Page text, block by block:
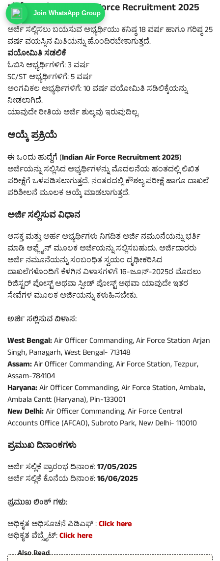
ವಯೋಮಿತಿ Indian Air Force Recruitment 2025
ಅರ್ಜಿ ಸಲ್ಲಿಸಲು ಬಯಸುವ ಅಭ್ಯರ್ಥಿಯು ಕನಿಷ್ಠ 18 ವರ್ಷ ಹಾಗೂ ಗರಿಷ್ಠ 25
ವರ್ಷ ವಯಸ್ಸಿನ ಮಿತಿಯನ್ನು ಹೊಂದಿರಬೇಕಾಗುತ್ತದೆ.
ವಯೋಮಿತಿ ಸಡಲಿಕೆ
ಓಬಿಸಿ ಅಭ್ಯರ್ಥಿಗಳಿಗೆ: 3 ವರ್ಷ
SC/ST ಅಭ್ಯರ್ಥಿಗಳಿಗೆ: 5 ವರ್ಷ
ಅಂಗವಿಕಲ ಅಭ್ಯರ್ಥಿಗಳಿಗೆ: 10 ವರ್ಷ ವಯೋಮಿತಿ ಸಡಿಲಿಕ್ಕೆಯನ್ನು
ನೀಡಲಾಗಿದೆ.
ಯಾವುದೇ ರೀತಿಯ ಅರ್ಜಿ ಶುಲ್ಕವು ಇರುವುದಿಲ್ಲ.
ಆಯ್ಕೆ ಪ್ರಕ್ರಿಯೆ
ಈ ಒಂದು ಹುದ್ದೆಗೆ (Indian Air Force Recruitment 2025)
ಅರ್ಜಿಯನ್ನು ಸಲ್ಲಿಸಿದ ಅಭ್ಯರ್ಥಿಗಳನ್ನು ಮೊದಲನೆಯ ಹಂತದಲ್ಲಿ ಲಿಖಿತ
ಪರೀಕ್ಷೆಗೆ ಒಳಪಡಿಸಲಾಗುತ್ತದೆ. ನಂತರದಲ್ಲಿ ಕೌಶಲ್ಯ ಪರೀಕ್ಷೆ ಹಾಗೂ ದಾಖಲೆ
ಪರಿಶೀಲನೆ ಮೂಲಕ ಆಯ್ಕೆ ಮಾಡಲಾಗುತ್ತದೆ.
ಅರ್ಜಿ ಸಲ್ಲಿಸುವ ವಿಧಾನ
ಆಸಕ್ತ ಮತ್ತು ಅರ್ಹ ಅಭ್ಯರ್ಥಿಗಳು ನಿಗದಿತ ಅರ್ಜಿ ನಮೂನೆಯನ್ನು ಭರ್ತಿ
ಮಾಡಿ ಆಫ್ಲೈನ್ ಮೂಲಕ ಅರ್ಜಿಯನ್ನು ಸಲ್ಲಿಸಬಹುದು. ಅರ್ಜಿದಾರರು
ಅರ್ಜಿ ನಮೂನೆಯನ್ನು ಸಂಬಂಧಿತ ಸ್ವಯಂ ದೃಢೀಕರಿಸಿದ
ದಾಖಲೆಗಳೊಂದಿಗೆ ಕೆಳಗಿನ ವಿಳಾಸಗಳಿಗೆ 16-ಜೂನ್-2025ರ ಮೊದಲು
ರಿಜಿಸ್ಟರ್ ಪೋಸ್ಟ್ ಅಥವಾ ಸ್ಪೀಡ್ ಪೋಸ್ಟ್ ಅಥವಾ ಯಾವುದೇ ಇತರ
ಸೇವೆಗಳ ಮೂಲಕ ಅರ್ಜಿಯನ್ನು ಕಳುಹಿಸಬೇಕು.
ಅರ್ಜಿ ಸಲ್ಲಿಸುವ ವಿಳಾಸ:
West Bengal:Air Officer Commanding, Air Force Station Arjan
Singh, Panagarh, West Bengal- 713148
Assam:Air Officer Commanding, Air Force Station, Tezpur,
Assam-784104
Haryana:Air Officer Commanding, Air Force Station, Ambala,
Ambala Cantt (Haryana), Pin-133001
New Delhi:Air Officer Commanding, Air Force Central
Accounts Office (AFCAO), Subroto Park, New Delhi- 110010
ಪ್ರಮುಖ ದಿನಾಂಕಗಳು
ಅರ್ಜಿ ಸಲ್ಲಿಕೆ ಪ್ರಾರಂಭ ದಿನಾಂಕ:17/05/2025
ಅರ್ಜಿ ಸಲ್ಲಿಕೆ ಕೊನೆಯ ದಿನಾಂಕ:16/06/2025
ಪ್ರಮುಖ ಲಿಂಕ್ ಗಳು:
ಅಧಿಕೃತ ಅಧಿಸೂಚನೆ ಪಿಡಿಎಫ್ :Click here
ಅಧಿಕೃತ ವೆಬ್ಸೈಟ್:Click here
Also Read
Join WhatsApp Group